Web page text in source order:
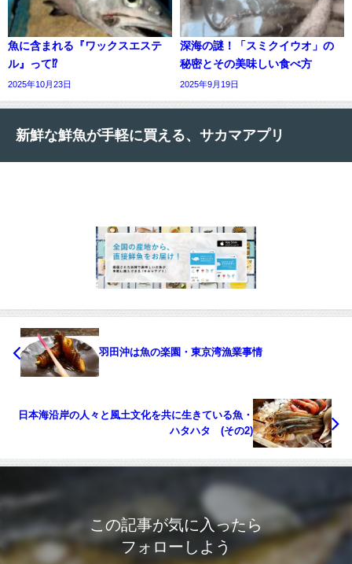
魚に含まれる『ワックスエステ
ル』って⁉
2025年10月23日
深海の謎！「スミクイウオ」の
秘密とその美味しい食べ方
2025年9月19日
新鮮な鮮魚が手軽に買える、サカマアプリ
羽田沖は魚の楽園・東京湾漁業事情
日本海沿岸の人々と風土文化を共に生きている魚・
ハタハタ (その2)
この記事が気に入ったら
フォローしよう